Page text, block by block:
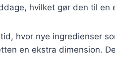
hvilket gør den til en
hvor nye ingredienser
en ekstra dimension.